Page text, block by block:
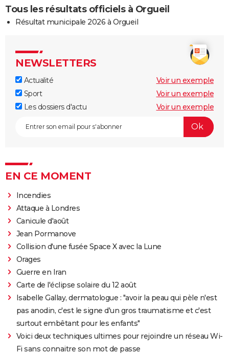
Tous les résultats officiels à Orgueil
Résultat municipale 2026 à Orgueil
NEWSLETTERS
Actualité
Voir un exemple
Sport
Voir un exemple
Les dossiers d'actu
Voir un exemple
EN CE MOMENT
Incendies
Attaque à Londres
Canicule d'août
Jean Pormanove
Collision d'une fusée Space X avec la Lune
Orages
Guerre en Iran
Carte de l'éclipse solaire du 12 août
Isabelle Gallay, dermatologue : "avoir la peau qui pèle n'est
pas anodin, c'est le signe d'un gros traumatisme et c'est
surtout embêtant pour les enfants"
Voici deux techniques ultimes pour rejoindre un réseau Wi-
Fi sans connaitre son mot de passe